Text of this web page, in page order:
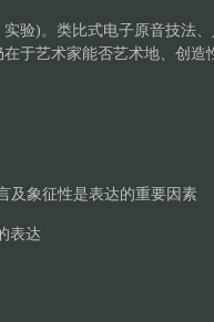
)。类比式电子原音技法、
于艺术家能否艺术地、创造
及象征性是表达的重要因素
表达